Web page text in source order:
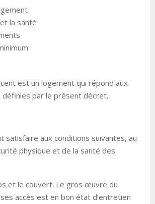
la santé
est un logement qui répond aux
par le présent décret.
satisfaire aux conditions suivantes, au
physique et de la santé des
et le couvert. Le gros œuvre du
accès est en bon état d’entretien